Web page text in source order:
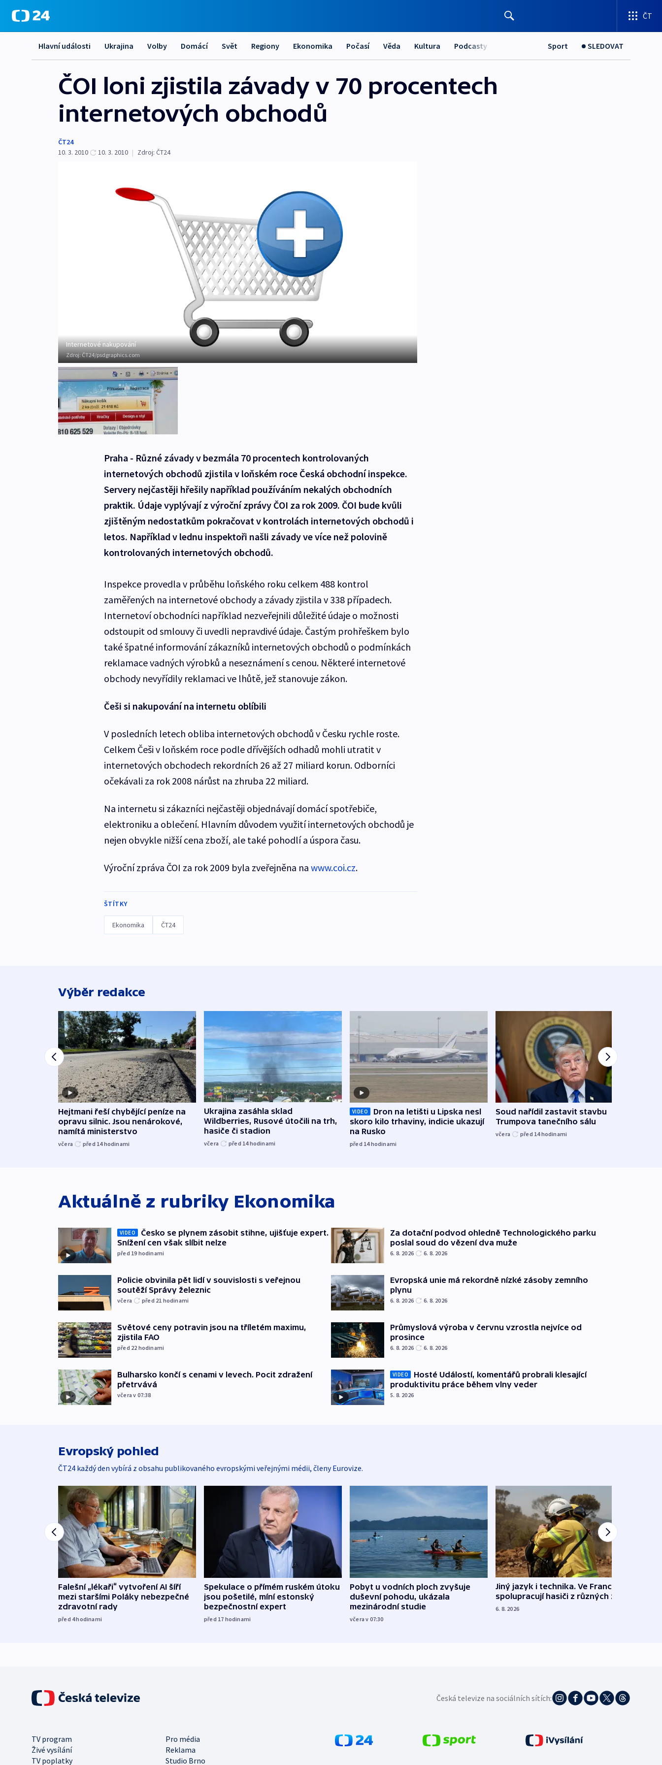
ČT
Hlavní události Ukrajina Volby Domácí Svět Regiony Ekonomika Počasí Věda Kultura Podcasty Sport SLEDOVAT
ČOI loni zjistila závady v 70 procentech
internetových obchodů
ČT24
10. 3. 2010
10. 3. 2010 | Zdroj: ČT24
Internetové nakupování
Zdroj:ČT24/psdgraphics.com
Praha - Různé závady v bezmála 70 procentech kontrolovaných
internetových obchodů zjistila v loňském roce Česká obchodní inspekce.
Servery nejčastěji hřešily například používáním nekalých obchodních
praktik. Údaje vyplývají z výroční zprávy ČOI za rok 2009. ČOI bude kvůli
zjištěným nedostatkům pokračovat v kontrolách internetových obchodů i
letos. Například v lednu inspektoři našli závady ve více než polovině
kontrolovaných internetových obchodů.
Inspekce provedla v průběhu loňského roku celkem 488 kontrol
zaměřených na internetové obchody a závady zjistila v 338 případech.
Internetoví obchodníci například nezveřejnili důležité údaje o možnosti
odstoupit od smlouvy či uvedli nepravdivé údaje. Častým prohřeškem bylo
také špatné informování zákazníků internetových obchodů o podmínkách
reklamace vadných výrobků a neseznámení s cenou. Některé internetové
obchody nevyřídily reklamaci ve lhůtě, jež stanovuje zákon.
Češi si nakupování na internetu oblíbili
V posledních letech obliba internetových obchodů v Česku rychle roste.
Celkem Češi v loňském roce podle dřívějších odhadů mohli utratit v
internetových obchodech rekordních 26 až 27 miliard korun. Odborníci
očekávali za rok 2008 nárůst na zhruba 22 miliard.
Na internetu si zákazníci nejčastěji objednávají domácí spotřebiče,
elektroniku a oblečení. Hlavním důvodem využití internetových obchodů je
nejen obvykle nižší cena zboží, ale také pohodlí a úspora času.
Výroční zpráva ČOI za rok 2009 byla zveřejněna na www.coi.cz.
ŠTÍTKY
Ekonomika ČT24
Výběr redakce
Hejtmani řeší chybějící peníze na
opravu silnic. Jsou nenárokové,
namítá ministerstvo
včera před 14hodinami
Ukrajina zasáhla sklad
Wildberries, Rusové útočili na trh,
hasiče či stadion
včera před 14hodinami
VIDEO
Dron na letišti u Lipska nesl
skoro kilo trhaviny, indicie ukazují
na Rusko
před 14hodinami
Soud nařídil zastavit stavbu
Trumpova tanečního sálu
včera před 14hodinami
Aktuálně z rubriky Ekonomika
VIDEO
Česko se plynem zásobit stihne, ujišťuje expert.
Snížení cen však slíbit nelze
před 19 hodinami
Policie obvinila pět lidí v souvislosti s veřejnou
soutěží Správy železnic
včera před 21 hodinami
Světové ceny potravin jsou na tříletém maximu,
zjistila FAO
před 22 hodinami
Bulharsko končí s cenami v levech. Pocit zdražení
přetrvává
včera v 07:38
Za dotační podvod ohledně Technologického parku
poslal soud do vězení dva muže
6. 8. 2026 6. 8. 2026
Evropská unie má rekordně nízké zásoby zemního
plynu
6. 8. 2026 6. 8. 2026
Průmyslová výroba v červnu vzrostla nejvíce od
prosince
6. 8. 2026 6. 8. 2026
VIDEO
Hosté Událostí, komentářů probrali klesající
produktivitu práce během vlny veder
5. 8. 2026
Evropský pohled
ČT24 každý den vybírá z obsahu publikovaného evropskými veřejnými médii, členy Eurovize.
Falešní „lékaři“ vytvoření AI šíří
mezi staršími Poláky nebezpečné
zdravotní rady
před 4hodinami
Spekulace o přímém ruském útoku
jsou pošetilé, míní estonský
bezpečnostní expert
před 17 hodinami
Pobyt u vodních ploch zvyšuje
duševní pohodu, ukázala
mezinárodní studie
včera v 07:30
Jiný jazyk i technika. Ve Francii
spolupracují hasiči z různých zemí
6. 8. 2026
Česká televize na sociálních sítích:
TV program
Pro média
Živé vysílání
Reklama
TV poplatky
Studio Brno